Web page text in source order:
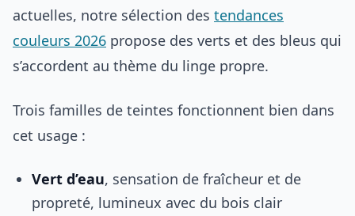
actuelles, notre sélection des tendances
couleurs 2026 propose des verts et des bleus qui
s’accordent au thème du linge propre.
Trois familles de teintes fonctionnent bien dans
cet usage :
Vert d’eau, sensation de fraîcheur et de
propreté, lumineux avec du bois clair